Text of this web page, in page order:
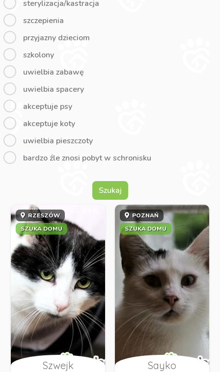
sterylizacja/kastracja
szczepienia
przyjazny dzieciom
szkolony
uwielbia zabawę
uwielbia spacery
akceptuje psy
akceptuje koty
uwielbia pieszczoty
bardzo źle znosi pobyt w schronisku
Szukaj
RZESZÓW
SZUKA DOMU
Szwejk
POZNAŃ
SZUKA DOMU
Sayko